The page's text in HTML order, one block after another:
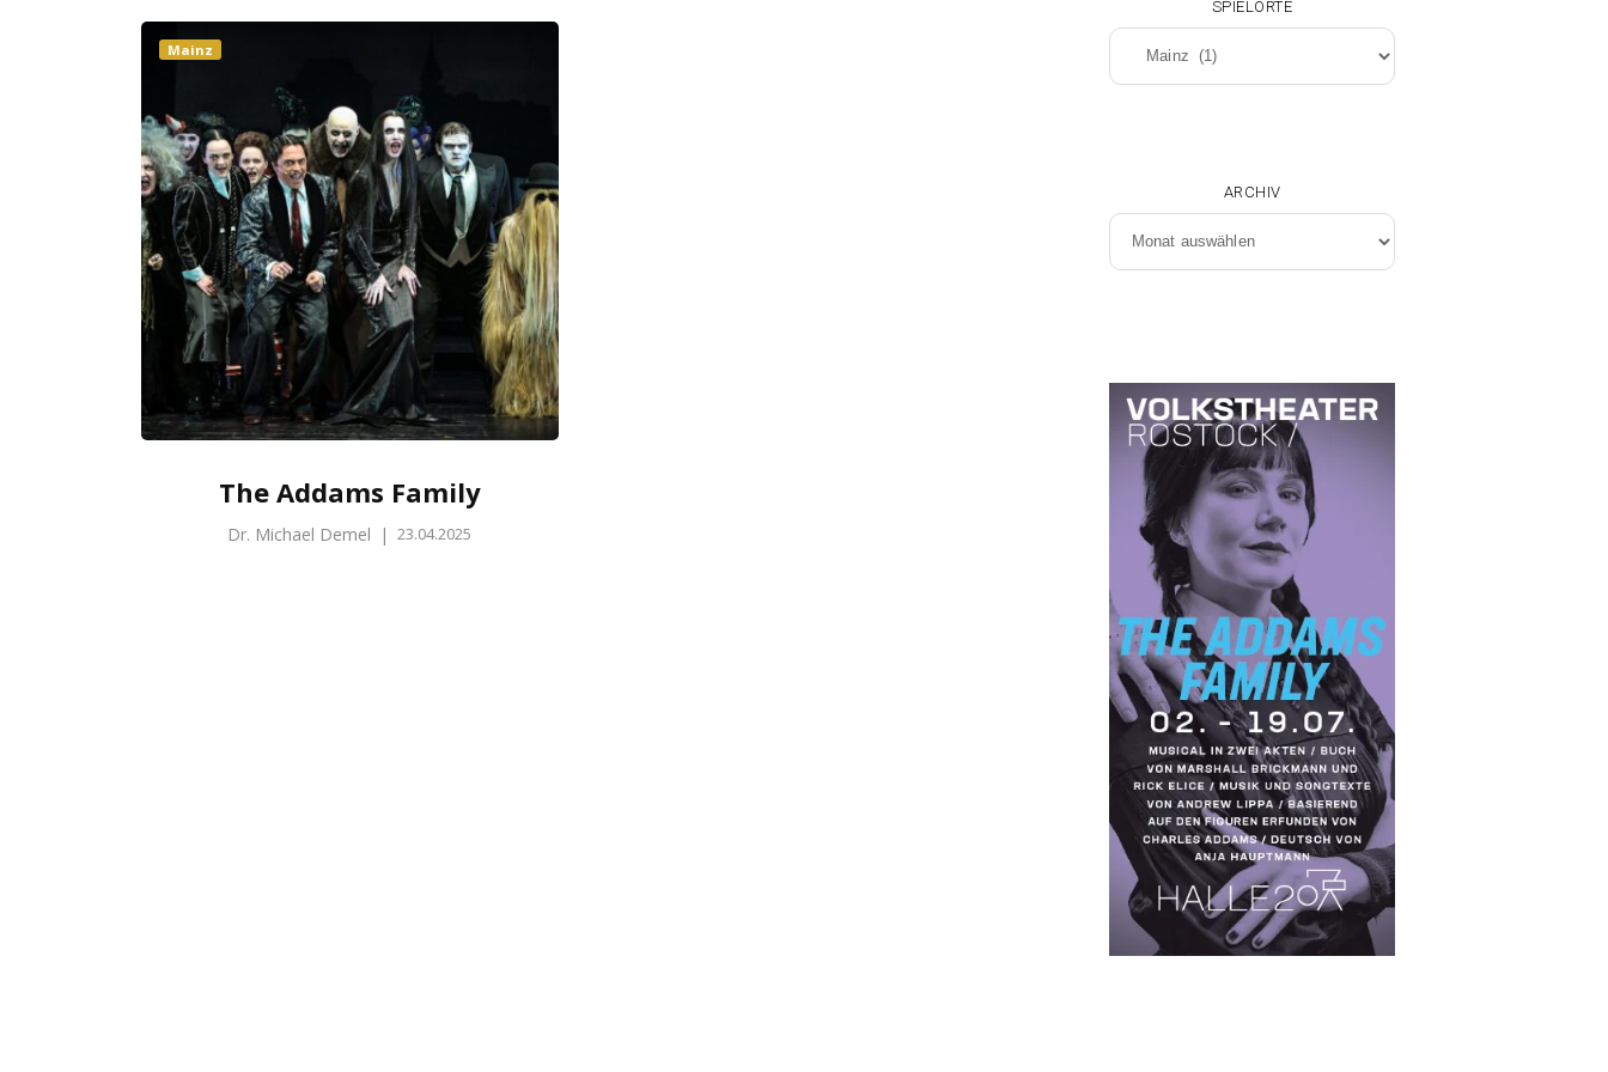
Mainz
The Addams Family
Dr. Michael Demel | 23.04.2025
SPIELORTE
Spielorte
ARCHIV
Archiv